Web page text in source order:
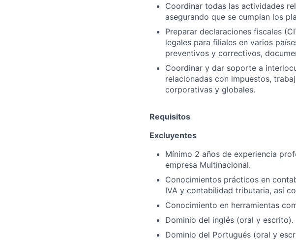
Coordinar todas las actividades
asegurando que se cumplan los
Preparar declaraciones fiscales
legales para filiales en varios
preventivos y correctivos,
Coordinar y dar soporte a
relacionadas con impuestos,
corporativas y globales.
Requisitos
Excluyentes
Mínimo 2 años de experiencia
empresa Multinacional.
Conocimientos prácticos en
IVA y contabilidad tributaria, así
Conocimiento en herramientas
Dominio del inglés (oral y escrito).
Dominio del Portugués (oral y